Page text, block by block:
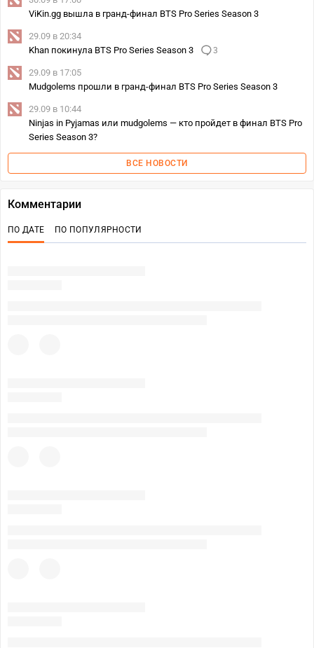
ViKin.gg вышла в гранд-финал BTS Pro Series Season 3
29.09 в 20:34
Khan покинула BTS Pro Series Season 3
3
29.09 в 17:05
Mudgolems прошли в гранд-финал BTS Pro Series Season 3
29.09 в 10:44
Ninjas in Pyjamas или mudgolems — кто пройдет в финал BTS Pro
Series Season 3?
ВСЕ НОВОСТИ
Комментарии
ПО ДАТЕ ПО ПОПУЛЯРНОСТИ